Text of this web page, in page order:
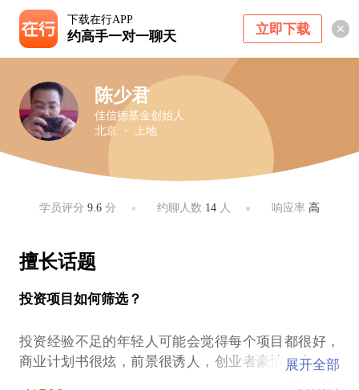
下载在行APP
约高手一对一聊天 立即下载
陈少君
佳信德基金创始人
北京 ・ 上地
学员评分9.6 分 约聊人数 14人 响应率 高
擅长话题
投资项目如何筛选？
投资经验不足的年轻人可能会觉得每个项目都很好，
商业计划书很炫，前景很诱人，创业者豪情万丈、口
展开全部